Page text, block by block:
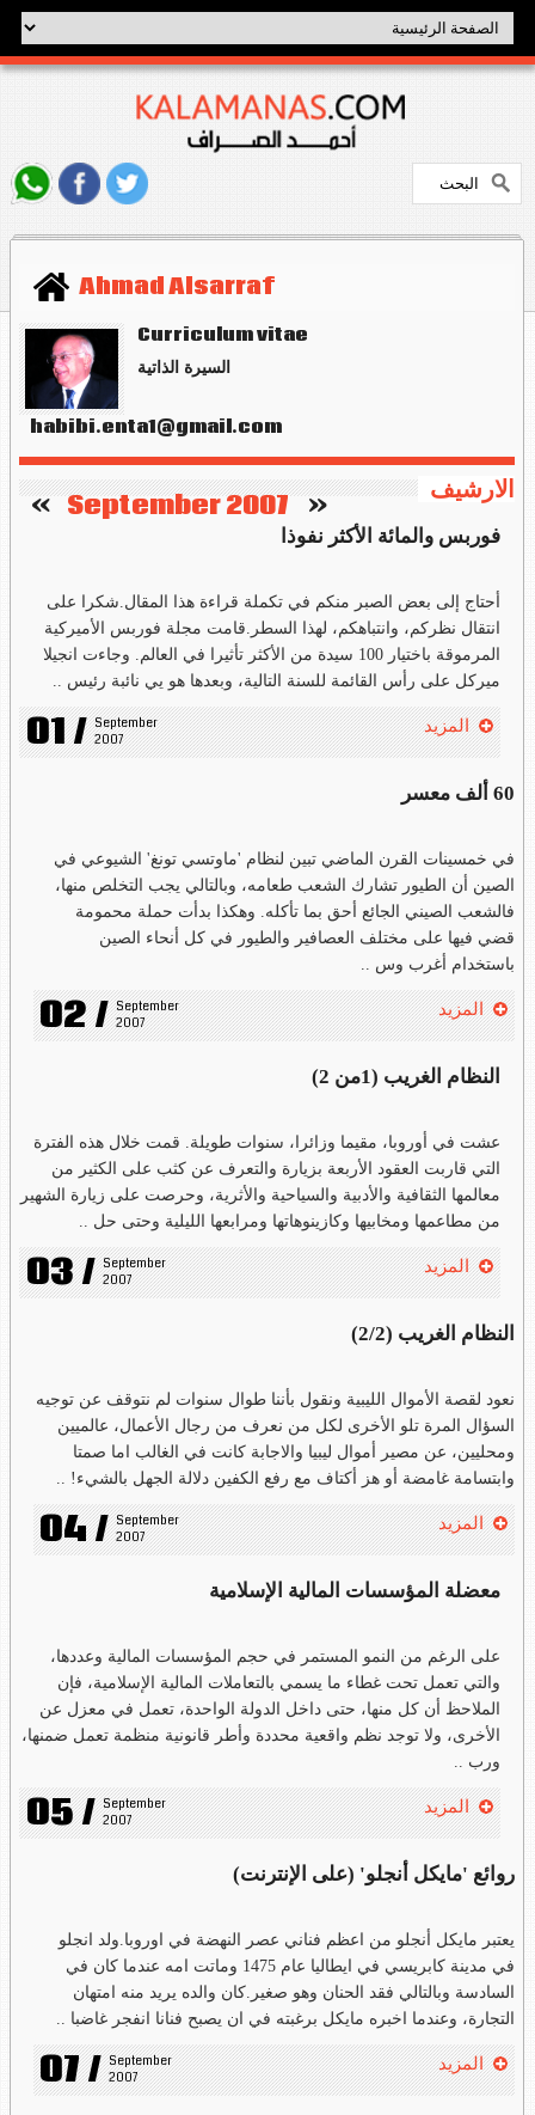
Ahmad Alsarraf
Curriculum vitae
السيرة الذاتية
habibi.enta1@gmail.com
الارشيف «
September 2007
»
فوربس والمائة الأكثر نفوذا
أحتاج إلى بعض الصبر منكم في تكملة قراءة هذا المقال.شكرا على
انتقال نظركم، وانتباهكم، لهذا السطر.قامت مجلة فوربس الأميركية
المرموقة باختيار 100 سيدة من الأكثر تأثيرا في العالم. وجاءت انجيلا
ميركل على رأس القائمة للسنة التالية، وبعدها هو يي نائبة رئيس ..
01 / September
2007
المزيد
60 ألف معسر
في خمسينات القرن الماضي تبين لنظام 'ماوتسي تونغ' الشيوعي في
الصين أن الطيور تشارك الشعب طعامه، وبالتالي يجب التخلص منها،
فالشعب الصيني الجائع أحق بما تأكله. وهكذا بدأت حملة محمومة
قضي فيها على مختلف العصافير والطيور في كل أنحاء الصين
باستخدام أغرب وس ..
02 / September
2007
المزيد
النظام الغريب (1من 2)
عشت في أوروبا، مقيما وزائرا، سنوات طويلة. قمت خلال هذه الفترة
التي قاربت العقود الأربعة بزيارة والتعرف عن كثب على الكثير من
معالمها الثقافية والأدبية والسياحية والأثرية، وحرصت على زيارة الشهير
من مطاعمها ومخابيها وكازينوهاتها ومرابعها الليلية وحتى حل ..
03 / September
2007
المزيد
النظام الغريب (2/2)
نعود لقصة الأموال الليبية ونقول بأننا طوال سنوات لم نتوقف عن توجيه
السؤال المرة تلو الأخرى لكل من نعرف من رجال الأعمال، عالميين
ومحليين، عن مصير أموال ليبيا والاجابة كانت في الغالب اما صمتا
وابتسامة غامضة أو هز أكتاف مع رفع الكفين دلالة الجهل بالشيء! ..
04 / September
2007
المزيد
معضلة المؤسسات المالية الإسلامية
على الرغم من النمو المستمر في حجم المؤسسات المالية وعددها،
والتي تعمل تحت غطاء ما يسمي بالتعاملات المالية الإسلامية، فإن
الملاحظ أن كل منها، حتى داخل الدولة الواحدة، تعمل في معزل عن
الأخرى، ولا توجد نظم واقعية محددة وأطر قانونية منظمة تعمل ضمنها،
ورب ..
05 / September
2007
المزيد
روائع 'مايكل أنجلو' (على الإنترنت)
يعتبر مايكل أنجلو من اعظم فناني عصر النهضة في اوروبا.ولد انجلو
في مدينة كابريسي في ايطاليا عام 1475 وماتت امه عندما كان في
السادسة وبالتالي فقد الحنان وهو صغير.كان والده يريد منه امتهان
التجارة، وعندما اخبره مايكل برغبته في ان يصبح فنانا انفجر غاضبا ..
07 / September
2007
المزيد